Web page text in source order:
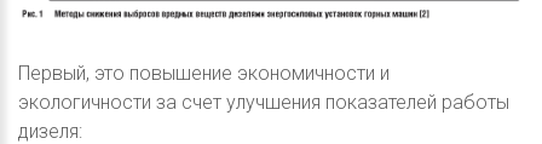
Первый, это повышение экономичности и
экологичности за счет улучшения показателей работы
дизеля: